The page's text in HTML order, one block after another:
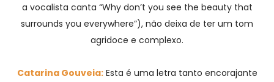
a vocalista canta “Why don’t you see the beauty that
surrounds you everywhere”), não deixa de ter um tom
agridoce e complexo.
Catarina Gouveia:Esta é uma letra tanto encorajante